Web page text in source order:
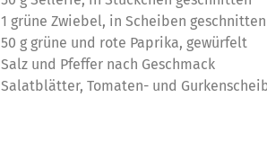
1 grüne Zwiebel, in Scheiben geschnitten
50 g grüne und rote Paprika, gewürfelt
Salz und Pfeffer nach Geschmack
Salatblätter, Tomaten- und